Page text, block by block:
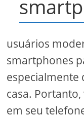
usuários
smartphones
especialmente
casa.
em seu